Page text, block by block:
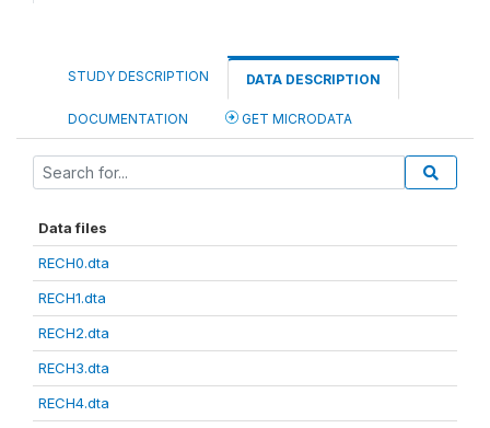
STUDY DESCRIPTION DATA DESCRIPTION
DOCUMENTATION GET MICRODATA
Data files
RECH0.dta
RECH1.dta
RECH2.dta
RECH3.dta
RECH4.dta